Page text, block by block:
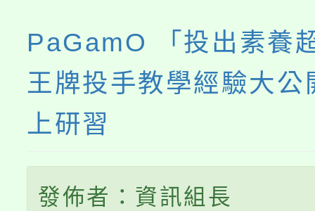
PaGamO 「投出素養
王牌投手教學經驗大公
上研習
發佈者：資訊組長